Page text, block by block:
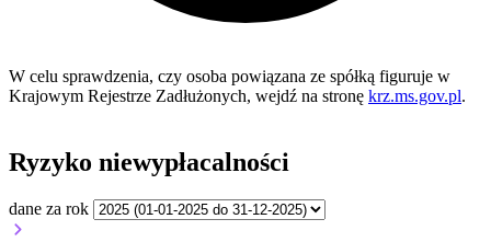
W celu sprawdzenia, czy osoba powiązana ze spółką figuruje w
Krajowym Rejestrze Zadłużonych, wejdź na stronę krz.ms.gov.pl.
Ryzyko niewypłacalności
dane za rok